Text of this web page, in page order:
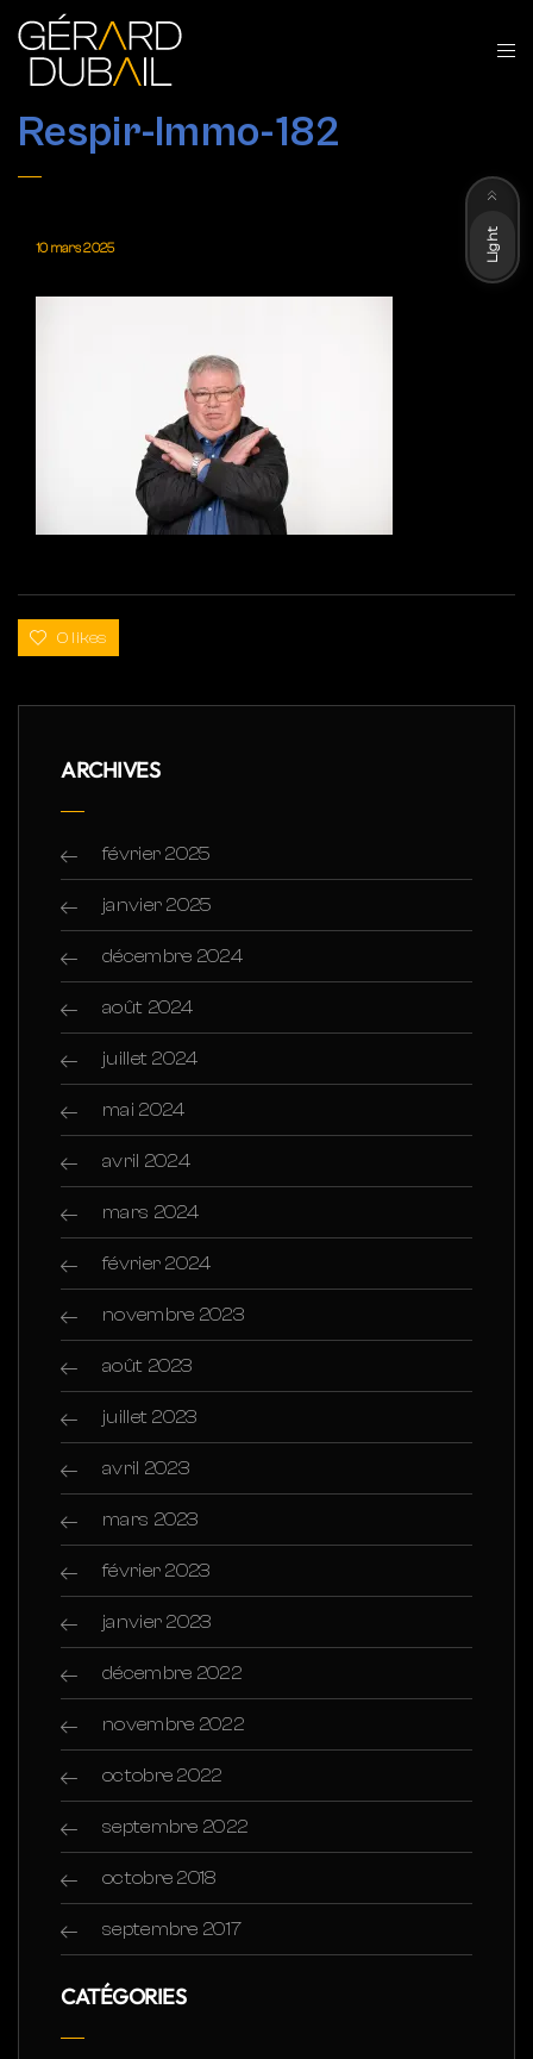
Respir-Immo-182
10 mars 2025
0 likes
ARCHIVES
février 2025
janvier 2025
décembre 2024
août 2024
juillet 2024
mai 2024
avril 2024
mars 2024
février 2024
novembre 2023
août 2023
juillet 2023
avril 2023
mars 2023
février 2023
janvier 2023
décembre 2022
novembre 2022
octobre 2022
septembre 2022
octobre 2018
septembre 2017
CATÉGORIES
Light
Dark